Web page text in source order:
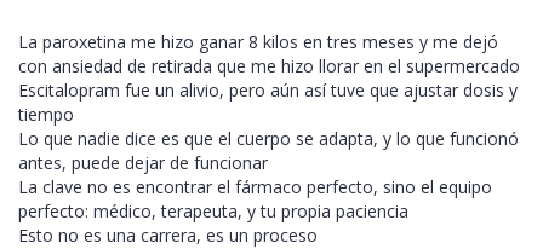
La paroxetina me hizo ganar 8 kilos en tres meses y me dejó
con ansiedad de retirada que me hizo llorar en el supermercado
Escitalopram fue un alivio, pero aún así tuve que ajustar dosis y
tiempo
Lo que nadie dice es que el cuerpo se adapta, y lo que funcionó
antes, puede dejar de funcionar
La clave no es encontrar el fármaco perfecto, sino el equipo
perfecto: médico, terapeuta, y tu propia paciencia
Esto no es una carrera, es un proceso